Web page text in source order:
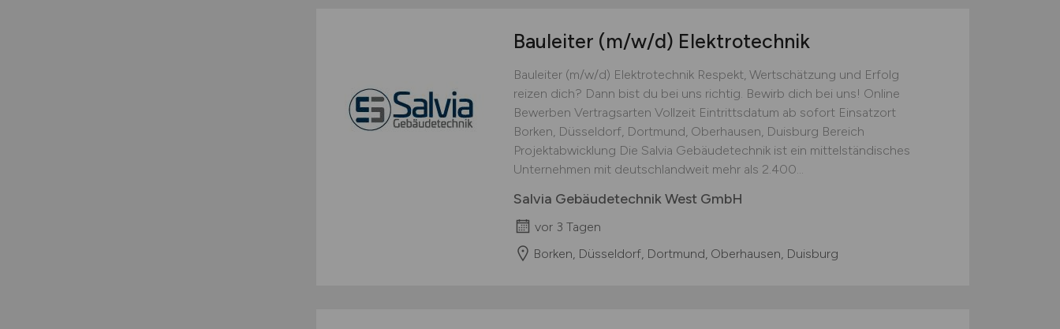
Bauleiter (m/w/d) Elektrotechnik
Bauleiter (m/w/d) Elektrotechnik Respekt, Wertschätzung und Erfolg
reizen dich? Dann bist du bei uns richtig. Bewirb dich bei uns! Online
Bewerben Vertragsarten Vollzeit Eintrittsdatum ab sofort Einsatzort
Borken, Düsseldorf, Dortmund, Oberhausen, Duisburg Bereich
Projektabwicklung Die Salvia Gebäudetechnik ist ein mittelständisches
Unternehmen mit deutschlandweit mehr als 2.400...
Salvia Gebäudetechnik West GmbH
vor 3 Tagen
Borken, Düsseldorf, Dortmund, Oberhausen, Duisburg